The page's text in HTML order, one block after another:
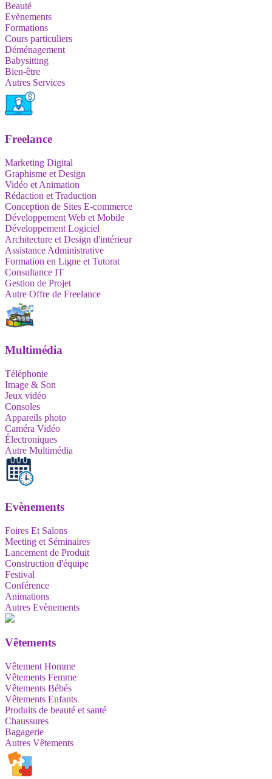
Beauté
Evènements
Formations
Cours particuliers
Déménagement
Babysitting
Bien-être
Autres Services
Freelance
Marketing Digital
Graphisme et Design
Vidéo et Animation
Rédaction et Traduction
Conception de Sites E-commerce
Développement Web et Mobile
Développement Logiciel
Architecture et Design d'intérieur
Assistance Administrative
Formation en Ligne et Tutorat
Consultance IT
Gestion de Projet
Autre Offre de Freelance
Multimédia
Téléphonie
Image & Son
Jeux vidéo
Consoles
Appareils photo
Caméra Vidéo
Électroniques
Autre Multimédia
Evènements
Foires Et Salons
Meeting et Séminaires
Lancement de Produit
Construction d'équipe
Festival
Conférence
Animations
Autres Evènements
Vêtements
Vêtement Homme
Vêtements Femme
Vêtements Bébés
Vêtements Enfants
Produits de beauté et santé
Chaussures
Bagagerie
Autres Vêtements